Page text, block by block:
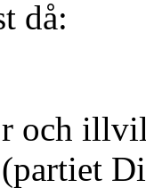
då:
och
(partiet